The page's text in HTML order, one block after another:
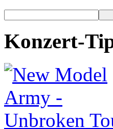
Konzert-